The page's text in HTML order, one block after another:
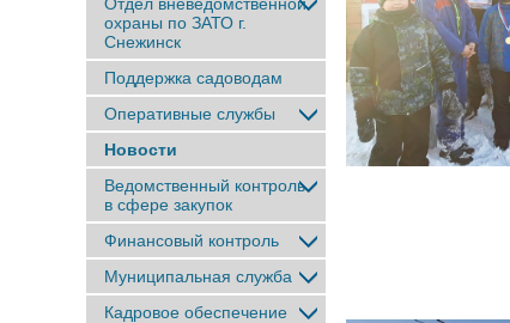
охраны по ЗАТО г.
Снежинск
Поддержка садоводам
Оперативные службы
Новости
Ведомственный контроль
в сфере закупок
Финансовый контроль
Муниципальная служба
Кадровое обеспечение